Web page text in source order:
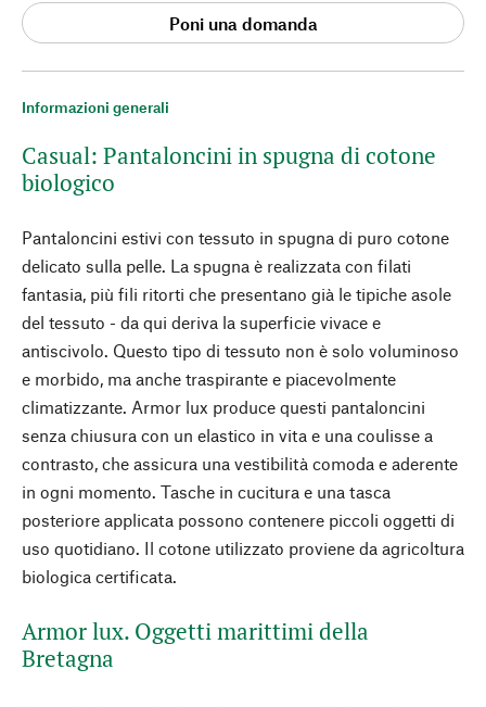
Informazioni generali
Casual: Pantaloncini in spugna di cotone
biologico
Pantaloncini estivi con tessuto in spugna di puro cotone
delicato sulla pelle. La spugna è realizzata con filati
fantasia, più fili ritorti che presentano già le tipiche asole
del tessuto - da qui deriva la superficie vivace e
antiscivolo. Questo tipo di tessuto non è solo voluminoso
e morbido, ma anche traspirante e piacevolmente
climatizzante. Armor lux produce questi pantaloncini
senza chiusura con un elastico in vita e una coulisse a
contrasto, che assicura una vestibilità comoda e aderente
in ogni momento. Tasche in cucitura e una tasca
posteriore applicata possono contenere piccoli oggetti di
uso quotidiano. Il cotone utilizzato proviene da agricoltura
biologica certificata.
Armor lux. Oggetti marittimi della
Bretagna
Poni una domanda